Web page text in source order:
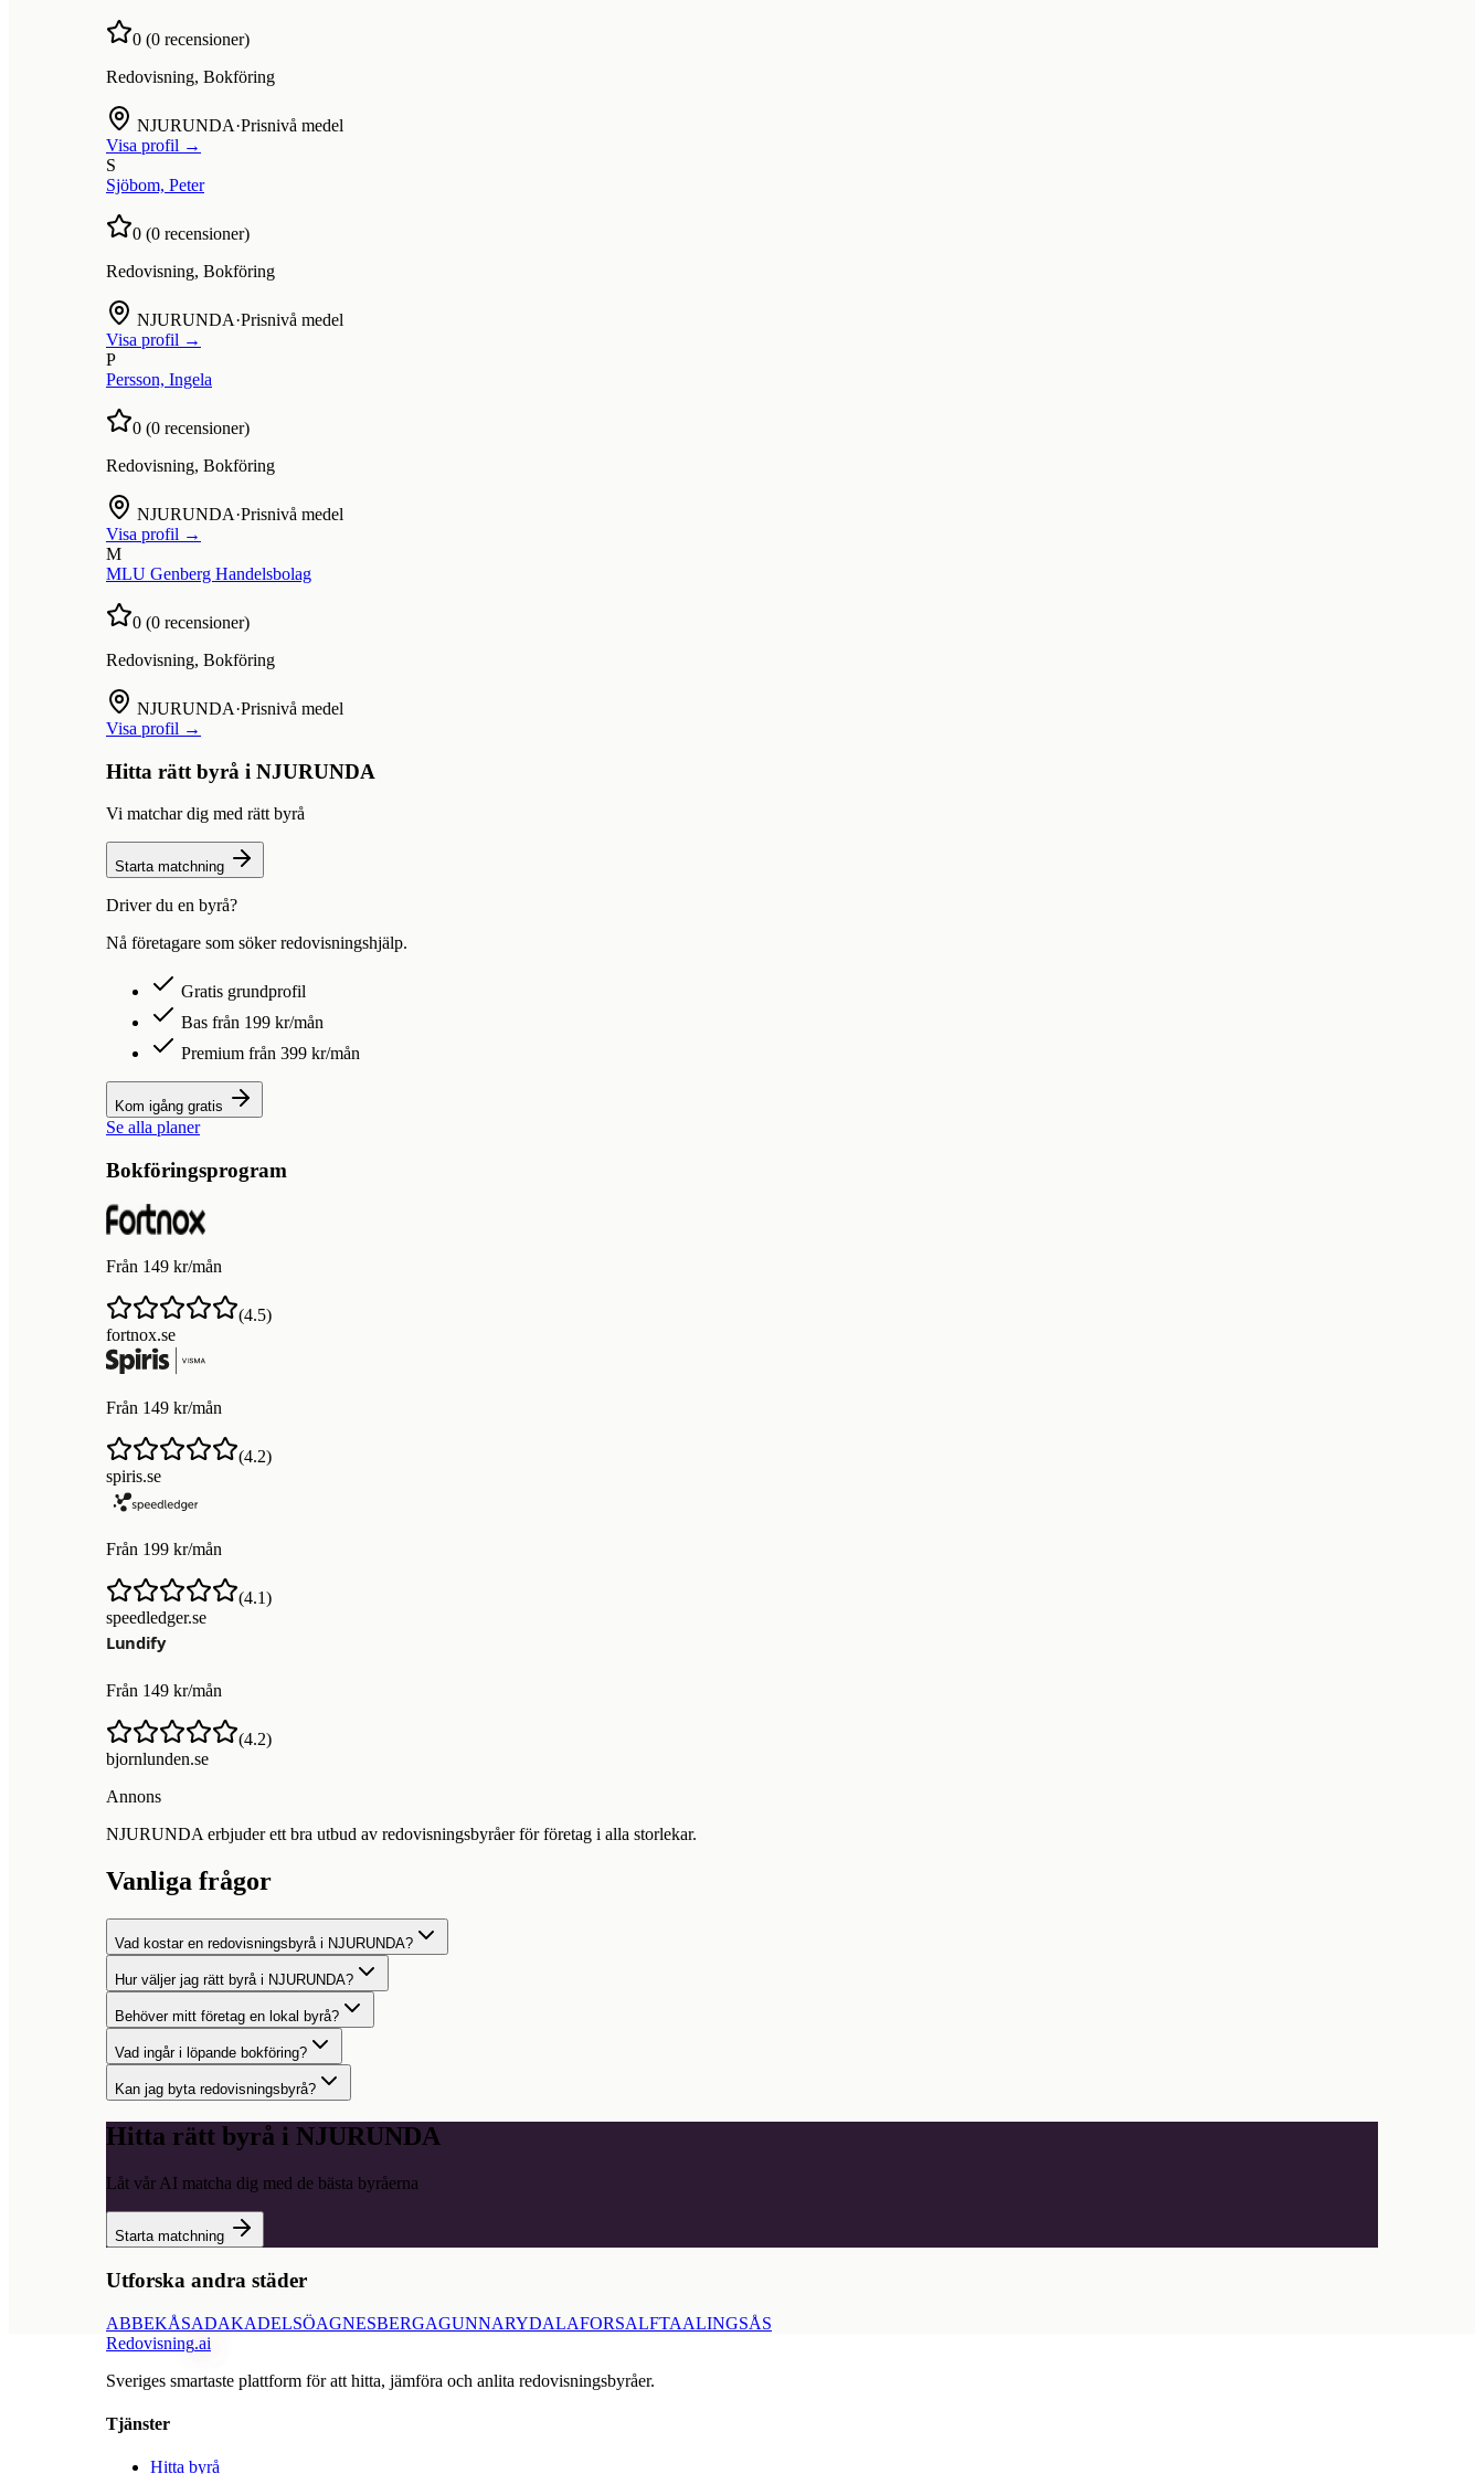
0 (0 recensioner)
Redovisning, Bokföring
NJURUNDA·Prisnivå medel
Visa profil →
S
Sjöbom, Peter
0 (0 recensioner)
Redovisning, Bokföring
NJURUNDA·Prisnivå medel
Visa profil →
P
Persson, Ingela
0 (0 recensioner)
Redovisning, Bokföring
NJURUNDA·Prisnivå medel
Visa profil →
M
MLU Genberg Handelsbolag
0 (0 recensioner)
Redovisning, Bokföring
NJURUNDA·Prisnivå medel
Visa profil →
Hitta rätt byrå i NJURUNDA
Vi matchar dig med rätt byrå
Starta matchning
Driver du en byrå?
Nå företagare som söker redovisningshjälp.
Gratis grundprofil
Bas från 199 kr/mån
Premium från 399 kr/mån
Kom igång gratis
Se alla planer
Bokföringsprogram
Från 149 kr/mån
(4.5)
fortnox.se
Från 149 kr/mån
(4.2)
spiris.se
Från 199 kr/mån
(4.1)
speedledger.se
Från 149 kr/mån
(4.2)
bjornlunden.se
Annons
NJURUNDA erbjuder ett bra utbud av redovisningsbyråer för företag i alla storlekar.
Vanliga frågor
Vad kostar en redovisningsbyrå i NJURUNDA?
Hur väljer jag rätt byrå i NJURUNDA?
Behöver mitt företag en lokal byrå?
Vad ingår i löpande bokföring?
Kan jag byta redovisningsbyrå?
Hitta rätt byrå i NJURUNDA
Låt vår AI matcha dig med de bästa byråerna
Starta matchning
Utforska andra städer
ABBEKÅSADAKADELSÖAGNESBERGAGUNNARYDALAFORSALFTAALINGSÅS
Redovisning.ai
Sveriges smartaste plattform för att hitta, jämföra och anlita redovisningsbyråer.
Tjänster
Hitta byrå